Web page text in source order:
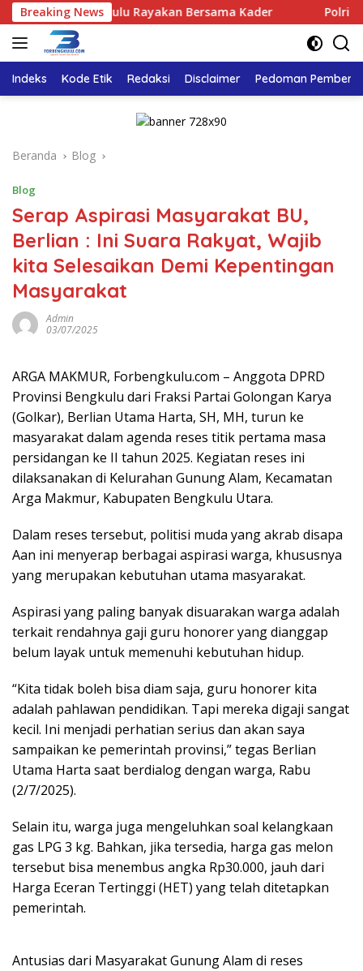
Langsung
ke
konten
Breaking News
Bengkulu Rayakan Bersama Kader Polri
Indeks Kode Etik Redaksi Disclaimer Pedoman
Beranda Blog
Blog
Serap Aspirasi Masyarakat BU,
Berlian : Ini Suara Rakyat, Wajib
kita Selesaikan Demi Kepentingan
Masyarakat
Admin
03/07/2025
ARGA MAKMUR, Forbengkulu.com – Anggota DPRD
Provinsi Bengkulu dari Fraksi Partai Golongan Karya
(Golkar), Berlian Utama Harta, SH, MH, turun ke
masyarakat dalam agenda reses titik pertama masa
persidangan ke II tahun 2025. Kegiatan reses ini
dilaksanakan di Kelurahan Gunung Alam, Kecamatan
Arga Makmur, Kabupaten Bengkulu Utara.
Dalam reses tersebut, politisi muda yang akrab disapa
Aan ini menyerap berbagai aspirasi warga, khususnya
yang merupakan kebutuhan utama masyarakat.
Aspirasi yang paling banyak disuarakan warga adalah
terkait rendahnya gaji guru honorer yang dianggap
belum layak untuk memenuhi kebutuhan hidup.
“Kita tidak boleh bisa diam saja, guru honorer kita
adalah pahlawan pendidikan. Tapi mereka digaji sangat
kecil. Ini menjadi perhatian serius dan akan saya
sampaikan ke pemerintah provinsi,” tegas Berlian
Utama Harta saat berdialog dengan warga, Rabu
(2/7/2025).
Selain itu, warga juga mengeluhkan soal kelangkaan
gas LPG 3 kg. Bahkan, jika tersedia, harga gas melon
tersebut bisa menembus angka Rp30.000, jauh dari
Harga Eceran Tertinggi (HET) yang telah ditetapkan
pemerintah.
Antusias dari Masyarakat Gunung Alam di reses